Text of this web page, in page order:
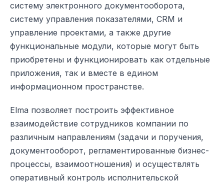
систему электронного документооборота,
систему управления показателями, CRM и
управление проектами, а также другие
функциональные модули, которые могут быть
приобретены и функционировать как отдельные
приложения, так и вместе в едином
информационном пространстве.
Elma позволяет построить эффективное
взаимодействие сотрудников компании по
различным направлениям (задачи и поручения,
документооборот, регламентированные бизнес-
процессы, взаимоотношения) и осуществлять
оперативный контроль исполнительской